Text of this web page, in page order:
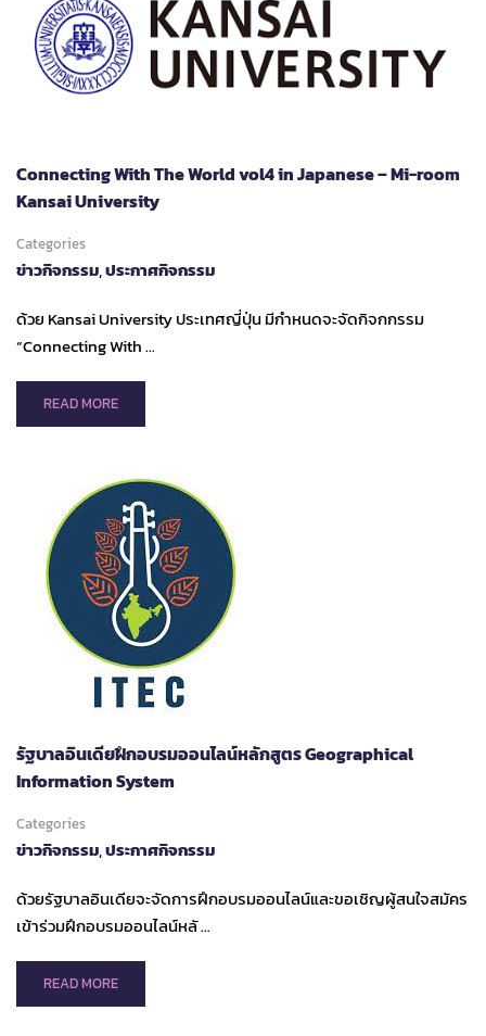
ร่วม
การ
ประชุม
เสมือน
SUSTAINABLE
ECONOMIC
Connecting With The World vol4 in Japanese – Mi-room
Kansai University
Categories
ข่าวกิจกรรม,ประกาศกิจกรรม
ด้วย Kansai University ประเทศญี่ปุ่น มีกำหนดจะจัดกิจกกรรม
“Connecting With …
READ
MORE
THE
WORLD
VOL4
IN
JAPANESE
MI-
UNIVERSITY
READ MORE
รัฐบาลอินเดียฝึกอบรมออนไลน์หลักสูตร Geographical
Information System
Categories
ข่าวกิจกรรม,ประกาศกิจกรรม
ด้วยรัฐบาลอินเดียจะจัดการฝึกอบรมออนไลน์และขอเชิญผู้สนใจสมัคร
เข้าร่วมฝึกอบรมออนไลน์หลั …
READ
MORE
READ MORE